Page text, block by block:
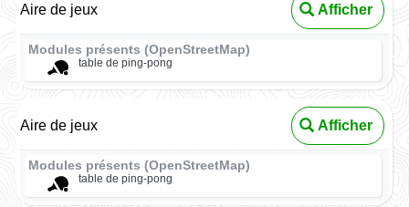
Aire de jeux Afficher
Modules présents (OpenStreetMap)
table de ping-pong
Aire de jeux Afficher
Modules présents (OpenStreetMap)
table de ping-pong